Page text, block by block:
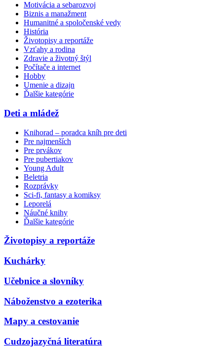
Motivácia a sebarozvoj
Biznis a manažment
Humanitné a spoločenské vedy
História
Životopisy a reportáže
Vzťahy a rodina
Zdravie a životný štýl
Počítače a internet
Hobby
Umenie a dizajn
Ďalšie kategórie
Deti a mládež
Knihorad – poradca kníh pre deti
Pre najmenších
Pre prvákov
Pre pubertiakov
Young Adult
Beletria
Rozprávky
Sci-fi, fantasy a komiksy
Leporelá
Náučné knihy
Ďalšie kategórie
Životopisy a reportáže
Kuchárky
Učebnice a slovníky
Náboženstvo a ezoterika
Mapy a cestovanie
Cudzojazyčná literatúra